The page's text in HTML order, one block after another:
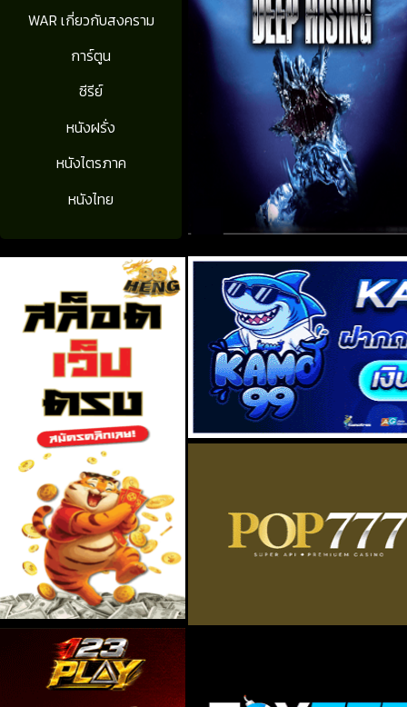
WAR เกี่ยวกับสงคราม
การ์ตูน
ซีรีย์
หนังฝรั่ง
หนังไตรภาค
หนังไทย